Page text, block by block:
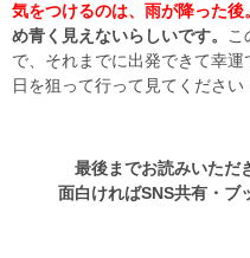
気をつけるのは、雨が降った後。
め青く見えないらしいです。 こ
で、それまでに出発できて幸
日を狙って行って見てください
最後までお読みいただ
面白ければSNS共有・ブ